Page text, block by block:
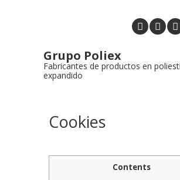
Grupo Poliex
Fabricantes de productos en
expandido
Cookies
Contents